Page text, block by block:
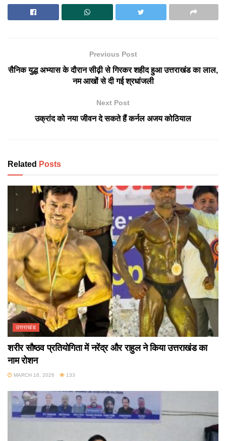
Previous Post
सैनिक युद्ध अभ्यास के दौरान सीढ़ी से गिरकर शहीद हुआ उत्तराखंड का लाल,
नम आखों से दी गई श्रधांजली
Next Post
उक्रांद को नया जीवन दे सकते हैं कर्नल अजय कोठियाल
Related Posts
उत्तराखंड
शरीर सौष्ठव प्रतियोगिता में नरेंद्र और राहुल ने किया उत्तराखंड का
नाम रोशन
MARCH 16, 2026 133